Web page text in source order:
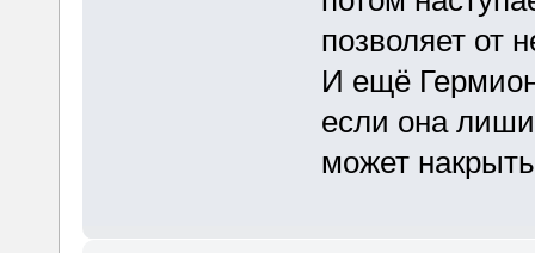
позволяет от
И ещё
если она
может